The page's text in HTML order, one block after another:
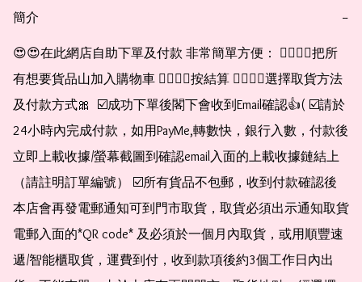
簡介 −
😍😍在此網店自助下單及付款 非常簡單方便： 👉🏻👉🏻把所
有想要貨品山加入購物車 👉🏻👉🏻按結算 👉🏻👉🏻選擇取貨方法
及付款方式🎀  ☑️成功下單後閣下會收到Email確認👍( ☑️請於
24小時內完成付款，如用PayMe,轉數快，銀行入數，付款後
立即上載收據/螢幕截圖到確認email入面的上載收據鏈結上
（請註明訂單編號） ☑️所有貨品不包郵，收到付款確認後
本店會再發電郵通知可到門市取貨，取貨必須出示通知取貨
電郵入面的*QR code* 及必須於一個月內取貨，或用順豐速
遞/智能櫃取貨，運費到付，收到款項後約3個工作日內出